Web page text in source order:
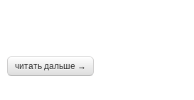
читать дальше →